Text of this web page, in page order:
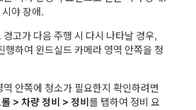
야 장애.
고가 다음 주행 시 다시 나타날 경우,
행하여 윈드실드 카메라 영역 안쪽을 청
안쪽에 청소가 필요한지 확인하려면
> 차량 정비 > 정비 를 탭하여 정비 요